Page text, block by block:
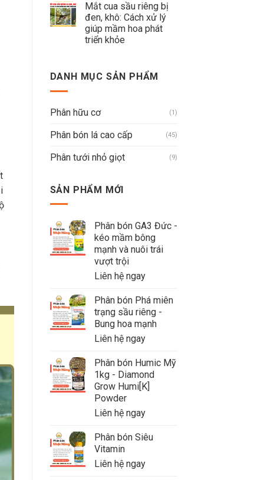
Mắt cua sầu riêng bị
đen, khô: Cách xử lý
giúp mầm hoa phát
triển khỏe
DANH MỤC SẢN PHẨM
Phân hữu cơ (1)
Phân bón lá cao cấp (45)
Phân tưới nhỏ giọt (9)
SẢN PHẨM MỚI
Phân bón GA3 Đức -
kéo mầm bông
mạnh và nuôi trái
vượt trội
Liên hệ ngay
Phân bón Phá miên
trạng sầu riêng -
Bung hoa mạnh
Liên hệ ngay
Phân bón Humic Mỹ
1kg - Diamond
Grow Humi[K]
Powder
Liên hệ ngay
Phân bón Siêu
Vitamin
Liên hệ ngay